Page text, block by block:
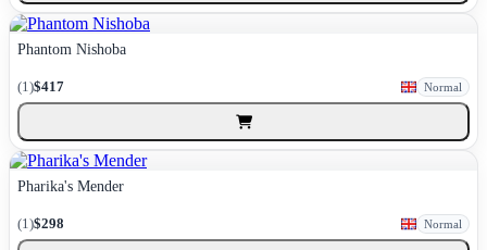
Phantom Nishoba
(1)$417 Normal
Pharika's Mender
(1)$298 Normal